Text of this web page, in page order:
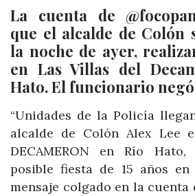
La cuenta de
que el alcalde de Colón
la noche de ayer,
en Las Villas del
Hato. El funcionario
“Unidades de la Policía
alcalde de Colón Alex Lee
DECAMERON en Río
posible fiesta de 15 años
mensaje colgado en la cuenta